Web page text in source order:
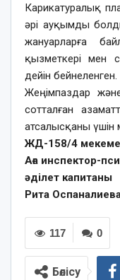
Карикатуралық
әрі ауқымды
жануарларға
қызметкері мен
дейін бейнеленген.
Жеңімпаздар
сотталған
атсалысқаны үшін
ЖД-158/4
Аға инспектор-
әділет капитаны
Рита
0
117
Бөлісу